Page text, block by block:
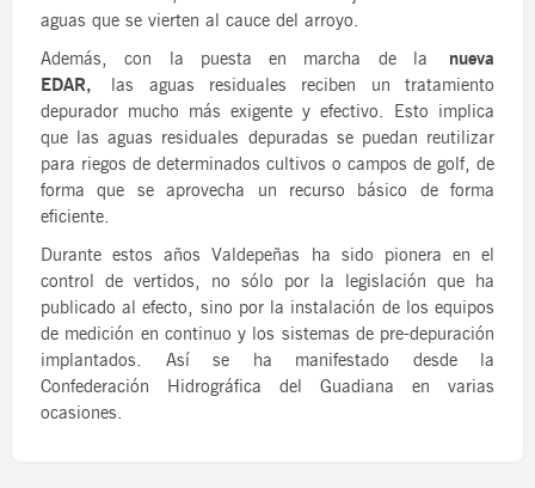
aguas que se vierten al cauce del arroyo.
Además, con la puesta en marcha de la nueva
EDAR, las aguas residuales reciben un tratamiento
depurador mucho más exigente y efectivo. Esto implica
que las aguas residuales depuradas se puedan reutilizar
para riegos de determinados cultivos o campos de golf, de
forma que se aprovecha un recurso básico de forma
eficiente.
Durante estos años Valdepeñas ha sido pionera en el
control de vertidos, no sólo por la legislación que ha
publicado al efecto, sino por la instalación de los equipos
de medición en continuo y los sistemas de pre-depuración
implantados. Así se ha manifestado desde la
Confederación Hidrográfica del Guadiana en varias
ocasiones.